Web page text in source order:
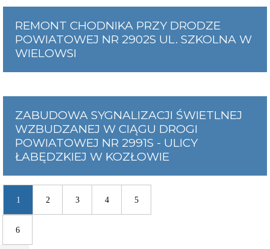
REMONT CHODNIKA PRZY DRODZE
POWIATOWEJ NR 2902S UL. SZKOLNA W
WIELOWSI
ZABUDOWA SYGNALIZACJI ŚWIETLNEJ
WZBUDZANEJ W CIĄGU DROGI
POWIATOWEJ NR 2991S - ULICY
ŁABĘDZKIEJ W KOZŁOWIE
1 2 3 4 5
6